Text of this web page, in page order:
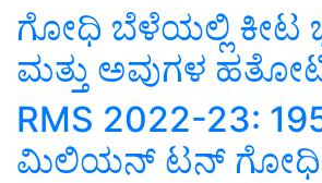
ಗೋಧಿ ಬೆಳೆಯಲ್ಲಿ ಕೀಟ
ಮತ್ತು ಅವುಗಳ
RMS 2022-23:
ಮಿಲಿಯನ್‌ ಟನ್‌ ಗೋಧಿ